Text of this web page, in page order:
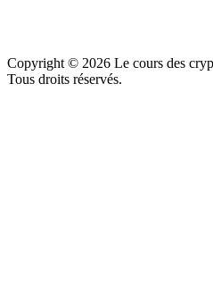
Copyright © 2026 Le cours des
Tous droits réservés.